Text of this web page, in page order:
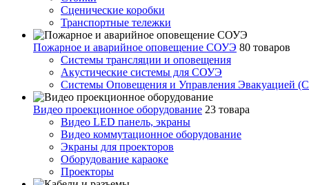
Сценические коробки
Транспортные тележки
Пожарное и аварийное оповещение СОУЭ 80 товаров
Cистемы трансляции и оповещения
Акустические системы для СОУЭ
Системы Оповещения и Управления Эвакуацией
Видео проекционное оборудование 23 товара
Видео LED панель, экраны
Видео коммутационное оборудование
Экраны для проекторов
Оборудование караоке
Проекторы